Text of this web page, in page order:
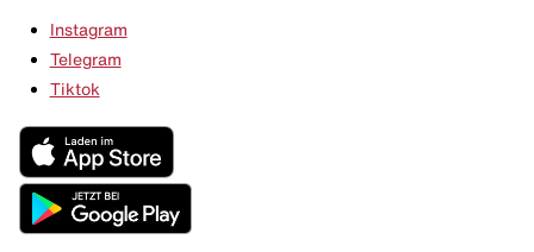
Instagram
Telegram
Tiktok